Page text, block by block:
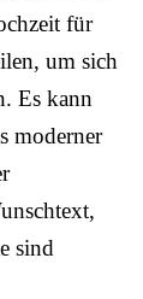
für
um sich
Es kann
moderner
sind